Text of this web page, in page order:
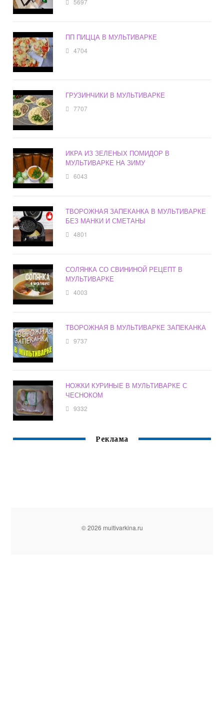
5697
ПП ПИЦЦА В МУЛЬТИВАРКЕ
4704
ГРУЗИНЧИКИ В МУЛЬТИВАРКЕ
7707
ИКРА ИЗ ЗЕЛЕНЫХ ПОМИДОР В
МУЛЬТИВАРКЕ НА ЗИМУ
6043
ТВОРОЖНАЯ ЗАПЕКАНКА В МУЛЬТИВАРКЕ
БЕЗ МАНКИ И СМЕТАНЫ
4801
СОЛЯНКА СО СВИНИНОЙ РЕЦЕПТ В
МУЛЬТИВАРКЕ
4003
ТВОРОЖНАЯ В МУЛЬТИВАРКЕ ЗАПЕКАНКА
9737
НОЖКИ КУРИНЫЕ В МУЛЬТИВАРКЕ С
ЧЕСНОКОМ
9332
Реклама
© 2026 multivarkina.ru